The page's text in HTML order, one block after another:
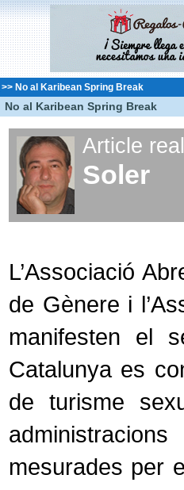
>> No al Karibean Spring Break
No al Karibean Spring Break
Article
Soler
L’Associació
de Gènere i
manifesten el
Catalunya es
de turisme
mesurades per